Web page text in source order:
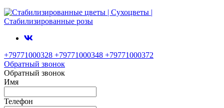
+79771000328 +79771000348 +79771000372
Обратный звонок
Обратный звонок
Имя
Телефон